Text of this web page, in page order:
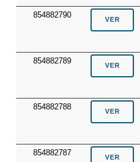
854882790
854882789
854882788
854882787